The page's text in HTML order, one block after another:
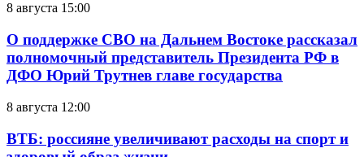
8 августа 15:00
О поддержке СВО на Дальнем Востоке рассказал
полномочный представитель Президента РФ в
ДФО Юрий Трутнев главе государства
8 августа 12:00
ВТБ: россияне увеличивают расходы на спорт и